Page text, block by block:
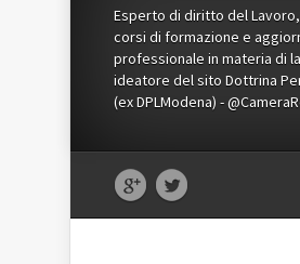
Esperto di diritto del
corsi di formazione e
professionale in materia di
ideatore del sito Dottrina
(ex DPLModena) -